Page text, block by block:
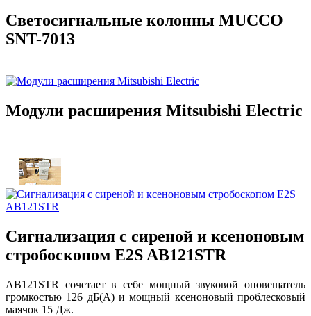
Светосигнальные колонны MUCCO
SNT-7013
Модули расширения Mitsubishi Electric
Сигнализация с сиреной и ксеноновым
стробоскопом E2S AB121STR
AB121STR сочетает в себе мощный звуковой оповещатель
громкостью 126 дБ(A) и мощный ксеноновый проблесковый
маячок 15 Дж.